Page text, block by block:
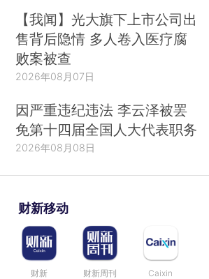
【我闻】光大旗下上市公司出
售背后隐情 多人卷入医疗腐
败案被查
2026年08月07日
因严重违纪违法 李云泽被罢
免第十四届全国人大代表职务
2026年08月08日
财新移动
财新 财新周刊 Caixin